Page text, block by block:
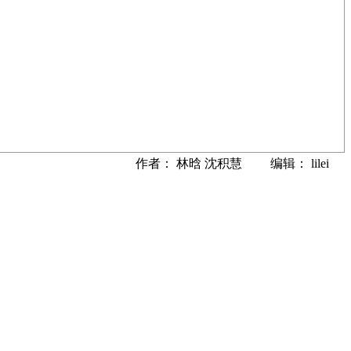
作者： 林晗 沈积慧 编辑： lilei